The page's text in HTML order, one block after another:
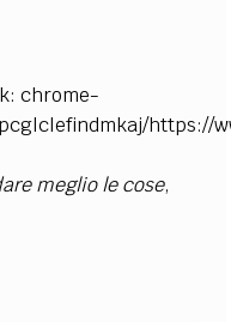
chrome-
https://
meglio le cose,